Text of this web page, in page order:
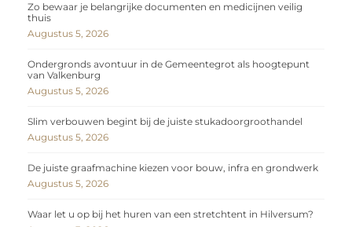
Zo bewaar je belangrijke documenten en medicijnen veilig
thuis
Augustus 5, 2026
Ondergronds avontuur in de Gemeentegrot als hoogtepunt
van Valkenburg
Augustus 5, 2026
Slim verbouwen begint bij de juiste stukadoorgroothandel
Augustus 5, 2026
De juiste graafmachine kiezen voor bouw, infra en grondwerk
Augustus 5, 2026
Waar let u op bij het huren van een stretchtent in Hilversum?